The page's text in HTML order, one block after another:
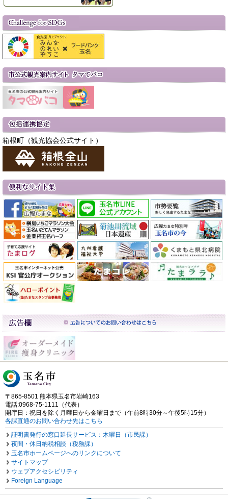
箱根町（観光協会公式サイト）
〒865-8501 熊本県玉名市岩崎163
電話:0968-75-1111（代表）
開庁日：祝日を除く月曜日から金曜日まで（午前8時30分～午後5時15分）
各課直通のお問い合わせ先はこちら
証明書発行の窓口延長サービス：木曜日（市民課）
夜間・休日納税相談（税務課）
玉名市ホームページへのリンクについて
サイトマップ
ウェブアクセシビリティ
Foreign Language